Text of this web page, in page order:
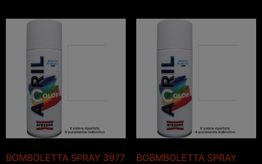
BOMBOLETTA SPRAY 3977
BOBMBOLETTA SPRAY